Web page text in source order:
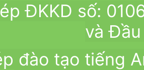
ĐKKD số:
và
đào tạo tiếng